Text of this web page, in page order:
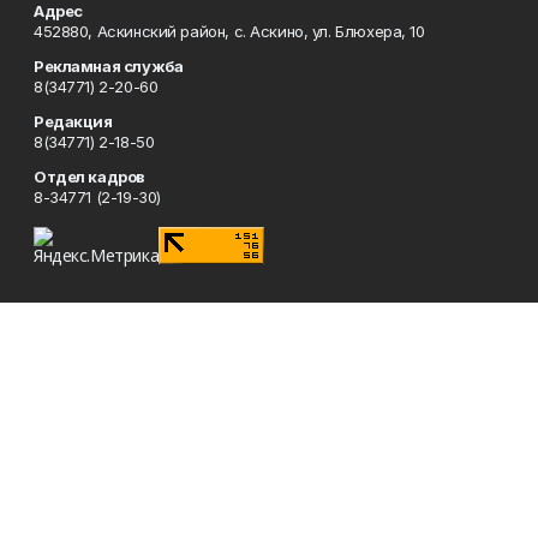
Адрес
452880, Аскинский район, с. Аскино, ул. Блюхера, 10
Рекламная служба
8(34771) 2-20-60
Редакция
8(34771) 2-18-50
Отдел кадров
8-34771 (2-19-30)